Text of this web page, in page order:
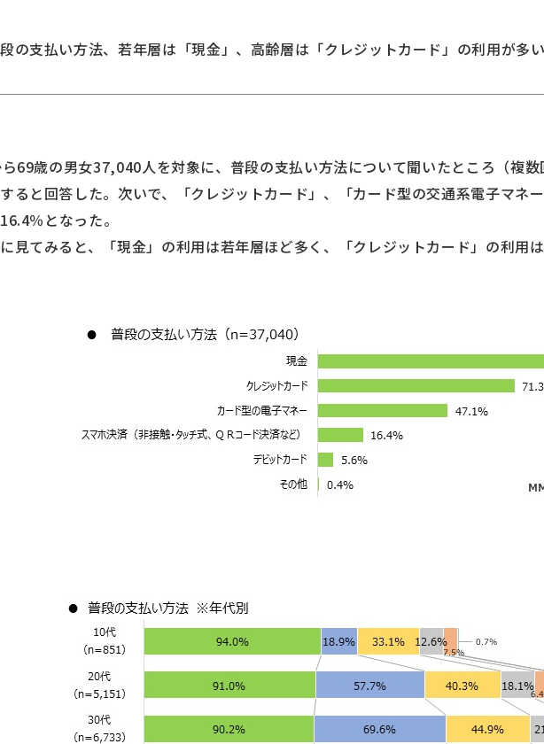
支払い方法、若年層は「現金」、高齢層は「クレジットカード」の利用が多
69歳の男女37,040人を対象に、普段の支払い方法について聞いたところ（複
ると回答した。次いで、「クレジットカード」、「カード型の交通系電子マネ
％となった。
見てみると、「現金」の利用は若年層ほど多く、「クレジットカード」の利用